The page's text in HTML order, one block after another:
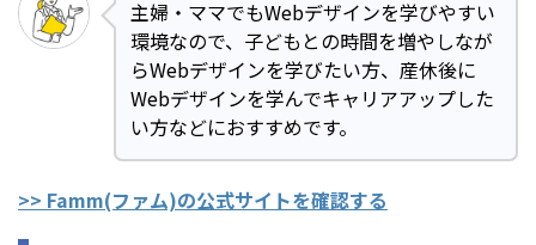
けるコツ
1. ポートフォリオを増やす・磨き込む
2. ビジネスマナーや営業力を伸ばす
3. クラウドソーシングを活用する
主婦・ママでもWebデザインを学びやすい
環境なので、子どもとの時間を増やしなが
らWebデザインを学びたい方、産休後に
Webデザインを学んでキャリアアップした
い方などにおすすめです。
>> Famm(ファム)の公式サイトを確認する